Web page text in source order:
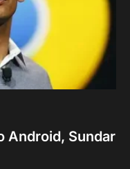
Android, Sundar